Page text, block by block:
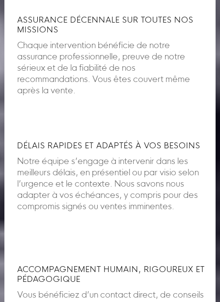
ASSURANCE DÉCENNALE SUR TOUTES NOS
MISSIONS
Chaque intervention bénéficie de notre
assurance professionnelle, preuve de notre
sérieux et de la fiabilité de nos
recommandations. Vous êtes couvert même
après la vente.
DÉLAIS RAPIDES ET ADAPTÉS À VOS BESOINS
Notre équipe s’engage à intervenir dans les
meilleurs délais, en présentiel ou par visio selon
l’urgence et le contexte. Nous savons nous
adapter à vos échéances, y compris pour des
compromis signés ou ventes imminentes.
ACCOMPAGNEMENT HUMAIN, RIGOUREUX ET
PÉDAGOGIQUE
Vous bénéficiez d’un contact direct, de conseils